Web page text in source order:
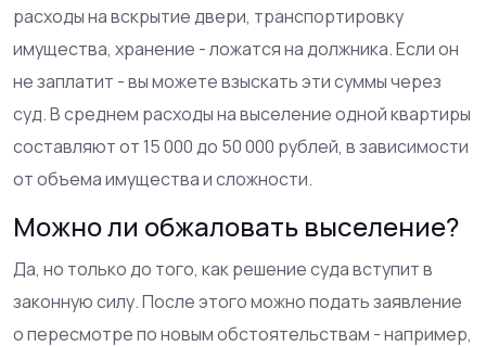
расходы на вскрытие двери, транспортировку
имущества, хранение - ложатся на должника. Если он
не заплатит - вы можете взыскать эти суммы через
суд. В среднем расходы на выселение одной квартиры
составляют от 15 000 до 50 000 рублей, в зависимости
от объема имущества и сложности.
Можно ли обжаловать выселение?
Да, но только до того, как решение суда вступит в
законную силу. После этого можно подать заявление
о пересмотре по новым обстоятельствам - например,